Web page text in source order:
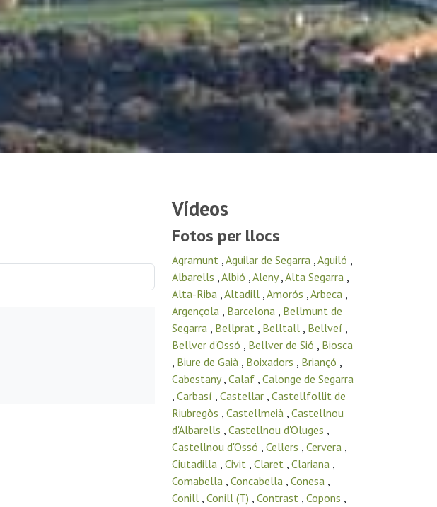
Vídeos
Fotos per llocs
Agramunt ,Aguilar de Segarra ,Aguiló ,
Albarells ,Albió ,Aleny,Alta Segarra ,
Alta-Riba ,Altadill ,Amorós ,Arbeca ,
Argençola , Barcelona , Bellmunt de
Segarra , Bellprat , Belltall , Bellveí ,
Bellver d'Ossó , Bellver de Sió , Biosca
, Biure de Gaià , Boixadors , Briançó ,
Cabestany, Calaf , Calonge de Segarra
, Carbasí , Castellar , Castellfollit de
Riubregòs , Castellmeià , Castellnou
d'Albarells , Castellnou d'Oluges ,
Castellnou d'Ossó , Cellers , Cervera ,
Ciutadilla , Civit , Claret , Clariana ,
Comabella , Concabella , Conesa ,
Conill , Conill (T) , Contrast , Copons ,